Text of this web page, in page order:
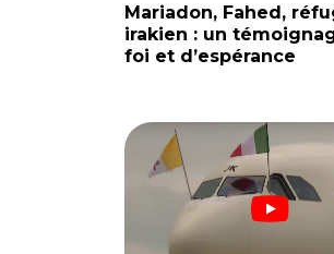
Mariadon, Fahed,
irakien : un
foi et d’espérance